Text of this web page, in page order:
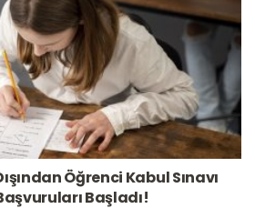
Öğrenci Kabul Sınavı
Başladı!